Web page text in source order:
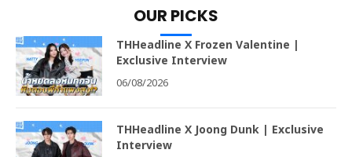
OUR PICKS
THHeadline X Frozen Valentine |
Exclusive Interview
06/08/2026
THHeadline X Joong Dunk | Exclusive
Interview